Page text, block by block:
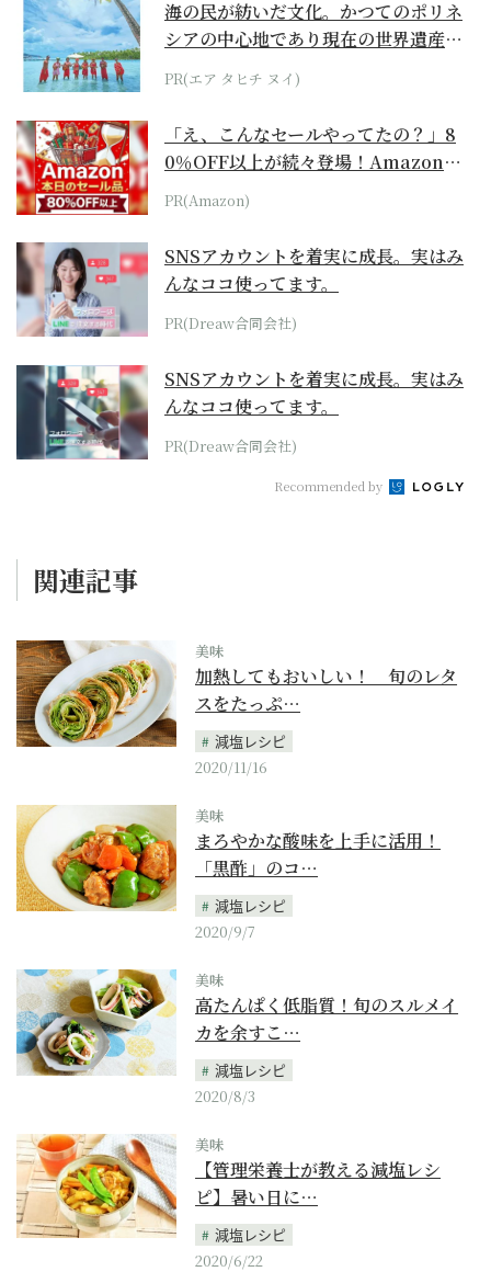
海の民が紡いだ文化。かつてのポリネ
シアの中心地であり現在の世界遺産か
らみえてくる...
PR(エア タヒチ ヌイ)
「え、こんなセールやってたの？」8
0％OFF以上が続々登場！Amazonの
本気が...
PR(Amazon)
SNSアカウントを着実に成長。実はみ
んなココ使ってます。
PR(Dreaw合同会社)
SNSアカウントを着実に成長。実はみ
んなココ使ってます。
PR(Dreaw合同会社)
Recommended by
関連記事
美味
加熱してもおいしい！ 旬のレタ
スをたっぷ…
減塩レシピ
2020/11/16
美味
まろやかな酸味を上手に活用！
「黒酢」のコ…
減塩レシピ
2020/9/7
美味
高たんぱく低脂質！旬のスルメイ
カを余すこ…
減塩レシピ
2020/8/3
美味
【管理栄養士が教える減塩レシ
ピ】暑い日に…
減塩レシピ
2020/6/22